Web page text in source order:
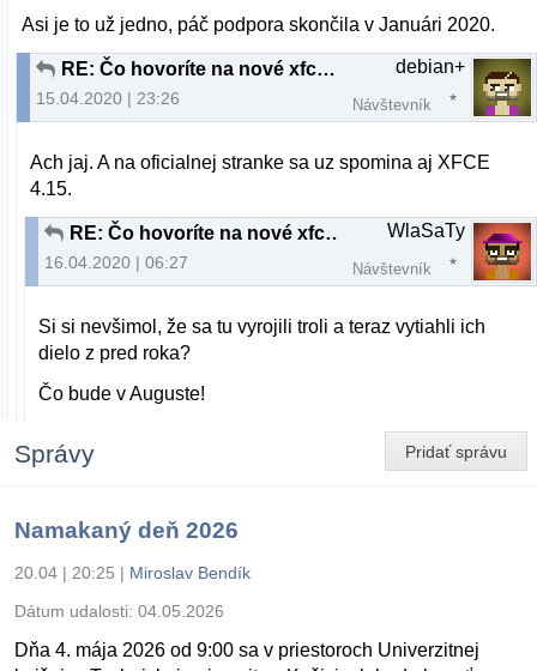
Asi je to už jedno, páč podpora skončila v Januári 2020.
RE: Čo hovoríte na nové xfce v xubuntu19.04
15.04.2020 | 23:26
debian+
Návštevník
Ach jaj. A na oficialnej stranke sa uz spomina aj XFCE
4.15.
RE: Čo hovoríte na nové xfce v xubuntu19.04
16.04.2020 | 06:27
WlaSaTy
Návštevník
Si si nevšimol, že sa tu vyrojili troli a teraz vytiahli ich
dielo z pred roka?
Čo bude v Auguste!
Pridať správu
Správy
Namakaný deň 2026
20.04 | 20:25 | Miroslav Bendík
Dátum udalosti: 04.05.2026
Dňa 4. mája 2026 od 9:00 sa v priestoroch Univerzitnej